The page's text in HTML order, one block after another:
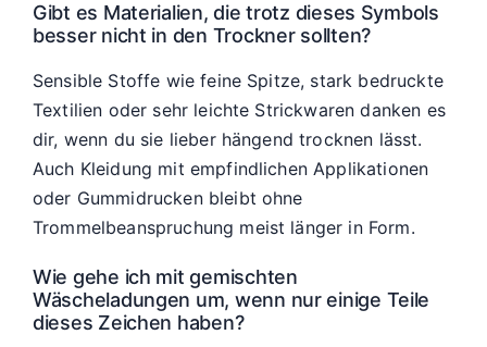
Gibt es Materialien, die trotz dieses Symbols
besser nicht in den Trockner sollten?
Sensible Stoffe wie feine Spitze, stark bedruckte
Textilien oder sehr leichte Strickwaren danken es
dir, wenn du sie lieber hängend trocknen lässt.
Auch Kleidung mit empfindlichen Applikationen
oder Gummidrucken bleibt ohne
Trommelbeanspruchung meist länger in Form.
Wie gehe ich mit gemischten
Wäscheladungen um, wenn nur einige Teile
dieses Zeichen haben?